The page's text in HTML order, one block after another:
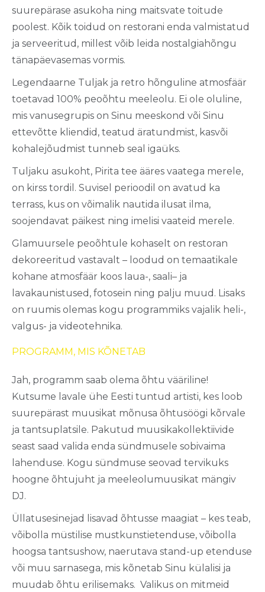
suurepärase asukoha ning maitsvate toitude
poolest. Kõik toidud on restorani enda valmistatud
ja serveeritud , millest võib leida nostalgiahõngu
tänapäevasemas vormis.
Legendaarne Tuljak ja retro hõnguline atmosfäär
toetavad 100% peoõhtu meeleolu. Ei ole oluline,
mis vanusegrupis on Sinu meeskond või Sinu
ettevõtte kliendid , teatud äratundmist, kasvõi
kohalejõudmist tunneb seal igaüks.
Tuljaku asukoht, Pirita tee ääres vaatega merele,
on kirss tordil . Suvisel perioodil on avatud ka
terrass, kus on võimalik nautida ilusat ilma,
soojendavat päikest ning imelisi vaateid merele.
Glamuursele peoõhtule kohaselt on restoran
dekoreeritud vastavalt – loodud on temaatikale
kohane atmosfäär koos laua-, saali– ja
lavakaunistused , fotosein ning palju muud . Lisaks
on ruumis olemas kogu programmiks vajalik heli-,
valgus- ja videotehnika.
PROGRAMM, MIS KÕNETAB
Jah, programm saab olema õhtu vääriline!
Kutsume lavale ühe Eesti tuntud artisti, kes loob
suurepärast muusikat mõnusa õhtusöögi kõrvale
ja tantsuplatsile. Pakutud muusikakollektiivide
seast saad valida enda sündmusele sobivaima
lahenduse. Kogu sündmuse seovad tervikuks
hoogne õhtujuht ja meeleolumuusikat mängiv
DJ.
Üllatusesinejad
lisavad õhtusse maagiat – kes teab,
võibolla müstilise mustkunstietenduse, võibolla
hoogsa tantsushow, naerutava stand-up etenduse
või muu sarnasega, mis kõnetab Sinu külalisi ja
muudab õhtu erilisemaks. Valikus on mitmeid